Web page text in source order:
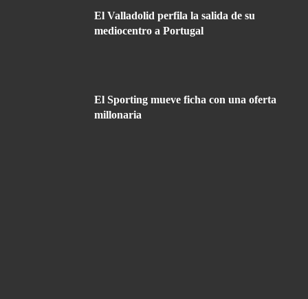
El Valladolid perfila la salida de su
mediocentro a Portugal
El Sporting mueve ficha con una oferta
millonaria